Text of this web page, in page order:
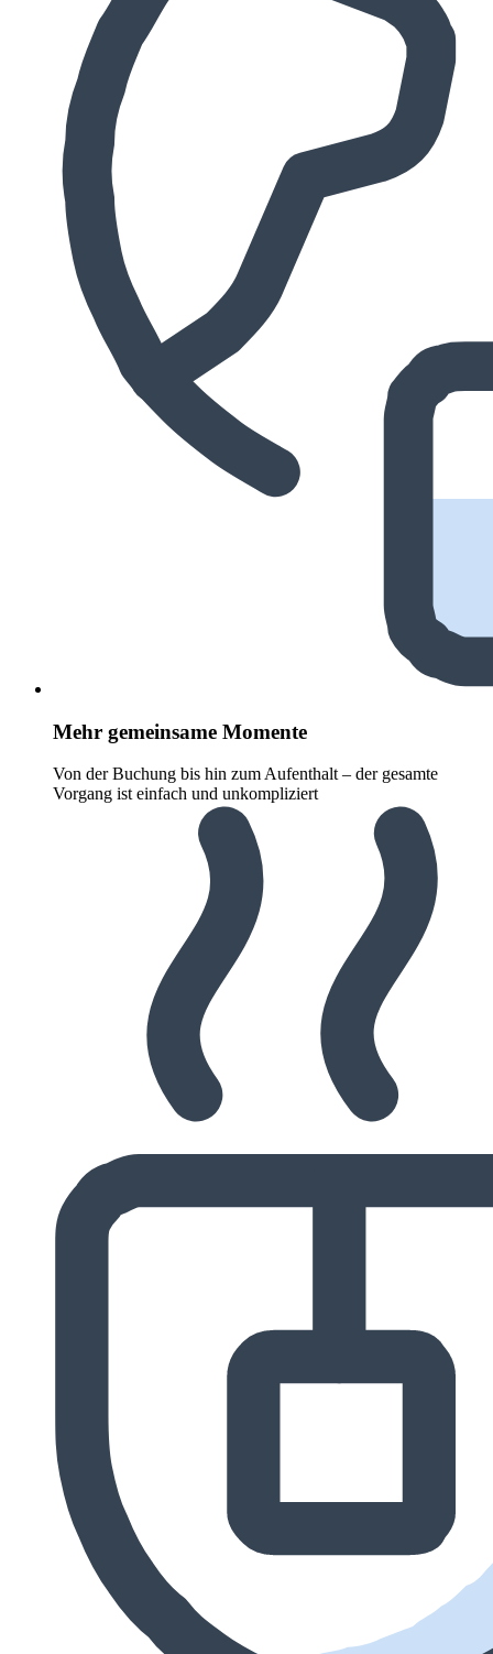
Mehr gemeinsame Momente
Von der Buchung bis hin zum Aufenthalt – der gesamte
Vorgang ist einfach und unkompliziert